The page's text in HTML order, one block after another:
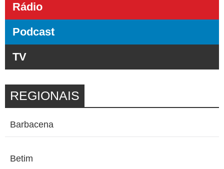
Rádio
Podcast
TV
REGIONAIS
Barbacena
Betim